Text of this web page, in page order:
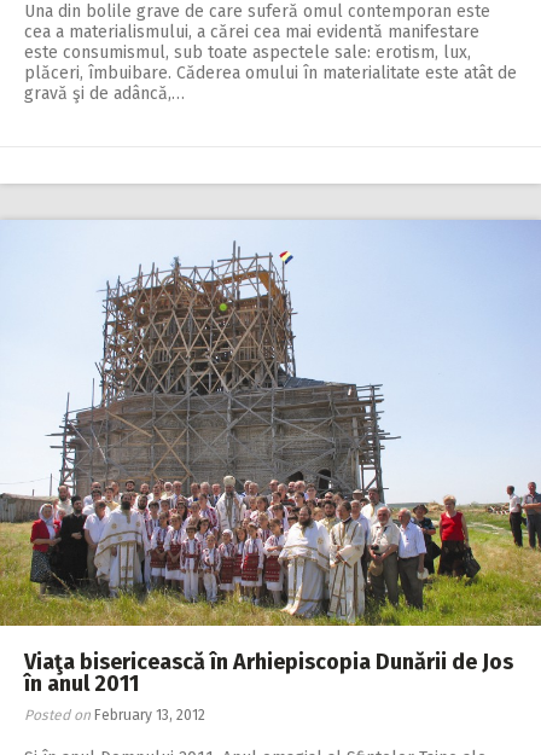
Una din bolile grave de care suferă omul contemporan este
cea a materialismului, a cărei cea mai evidentă manifestare
este consumismul, sub toate aspectele sale: erotism, lux,
plăceri, îmbuibare. Căderea omului în materialitate este atât de
gravă şi de adâncă,…
Viaţa bisericească în Arhiepiscopia Dunării de Jos
în anul 2011
Posted on February 13, 2012